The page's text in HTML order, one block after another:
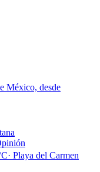
México, desde
· Playa del Carmen